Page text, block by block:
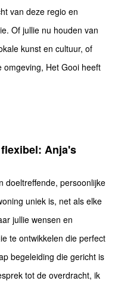
van deze regio en
Of jullie nu houden van
kunst en cultuur, of
Het Gooi heeft
Anja's
doeltreffende, persoonlijke
uniek is, net als elke
jullie wensen en
te ontwikkelen die perfect
begeleiding die gericht is
tot de overdracht, ik